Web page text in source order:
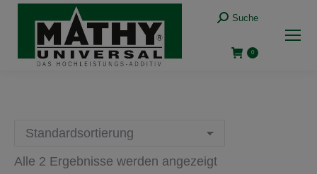
Suche:
Suche
0
Alle 2 Ergebnisse werden angezeigt